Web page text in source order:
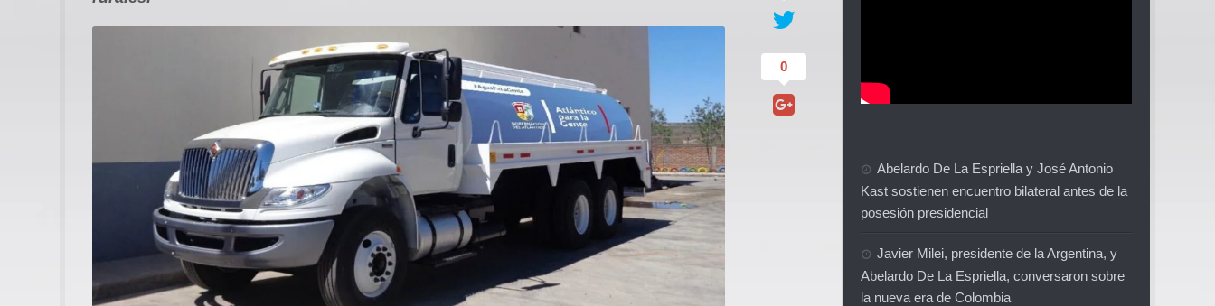
0
Abelardo De La Espriella y José Antonio
Kast sostienen encuentro bilateral antes de la
posesión presidencial
Javier Milei, presidente de la Argentina, y
Abelardo De La Espriella, conversaron sobre
la nueva era de Colombia